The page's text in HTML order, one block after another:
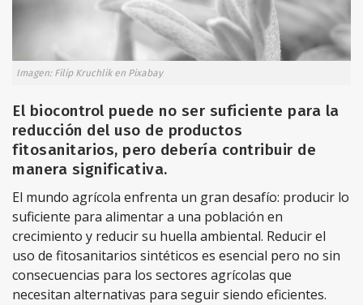
Imagen: Filip Kruchlik en Pixabay
El biocontrol puede no ser suficiente para la
reducción del uso de productos
fitosanitarios, pero debería contribuir de
manera significativa.
El mundo agrícola enfrenta un gran desafío: producir lo
suficiente para alimentar a una población en
crecimiento y reducir su huella ambiental. Reducir el
uso de fitosanitarios sintéticos es esencial pero no sin
consecuencias para los sectores agrícolas que
necesitan alternativas para seguir siendo eficientes.